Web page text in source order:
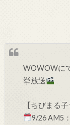
WOWOWに
挙放送
【ちびまる
9/26 AM5